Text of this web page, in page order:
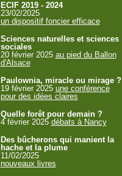
ECIF 2019 - 2024
23/02/2025
un dispositif foncier efficace
Sciences naturelles et sciences
sociales
20 février 2025 au pied du Ballon
d'Alsace
Paulownia, miracle ou mirage ?
19 février 2025 une conférence
pour des idées claires
Quelle forêt pour demain ?
4 février 2025 débats à Nancy
Des bûcherons qui manient la
hache et la plume
11/02/2025
nouveaux livres